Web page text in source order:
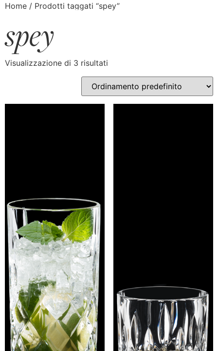
Home / Prodotti taggati “spey”
spey
Visualizzazione di 3 risultati